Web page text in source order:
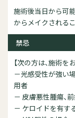
施術後当日から可
からメイクされる
禁忌
【次の方は、施術を
－光感受性が強い
用者
－ 皮膚悪性腫瘍、
－ ケロイドを有す